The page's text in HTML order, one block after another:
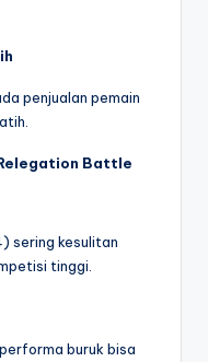
penjualan pemain
Battle
sering kesulitan
tinggi.
buruk bisa